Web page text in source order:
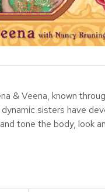
& Veena, known
sisters have
tone the body, look